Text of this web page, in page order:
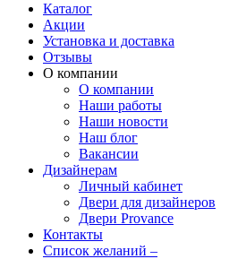
Каталог
Акции
Установка и доставка
Отзывы
О компании
О компании
Наши работы
Наши новости
Наш блог
Вакансии
Дизайнерам
Личный кабинет
Двери для дизайнеров
Двери Provance
Контакты
Список желаний –